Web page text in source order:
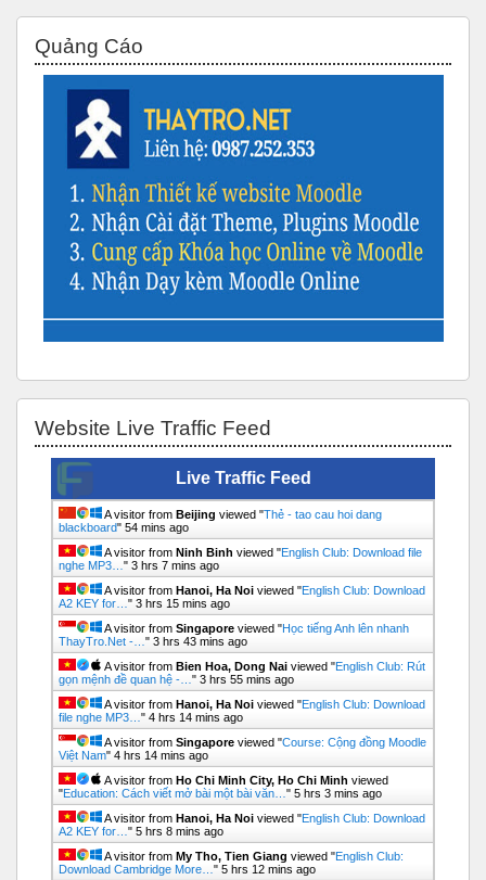
Quảng Cáo
Website Live Traffic Feed
Live Traffic Feed
A visitor from Beijing viewed "Thẻ - tao cau hoi dang
blackboard" 54 mins ago
A visitor from Ninh Binh viewed "English Club: Download file
nghe MP3… " 3 hrs 7 mins ago
A visitor from Hanoi, Ha Noi viewed "English Club: Download
A2 KEY for… " 3 hrs 15 mins ago
A visitor from Singapore viewed "Học tiếng Anh lên nhanh
ThayTro.Net -… " 3 hrs 43 mins ago
A visitor from Bien Hoa, Dong Nai viewed "English Club: Rút
gọn mệnh đề quan hệ -… " 3 hrs 55 mins ago
A visitor from Hanoi, Ha Noi viewed "English Club: Download
file nghe MP3… " 4 hrs 14 mins ago
A visitor from Singapore viewed "Course: Cộng đồng Moodle
Việt Nam" 4 hrs 14 mins ago
A visitor from Ho Chi Minh City, Ho Chi Minh viewed
"Education: Cách viết mở bài một bài văn… " 5 hrs 3 mins ago
A visitor from Hanoi, Ha Noi viewed "English Club: Download
A2 KEY for… " 5 hrs 8 mins ago
A visitor from My Tho, Tien Giang viewed "English Club:
Download Cambridge More… " 5 hrs 12 mins ago